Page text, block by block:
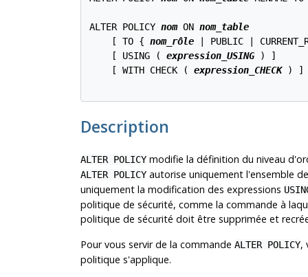
ALTER POLICY nom ON nom_table
    [ TO {
nom_rôle | PUBLIC |
    [ USING (
expression_USING ) ]
    [ WITH CHECK (
expression_CHECK ) ]
Description
ALTER POLICYmodifie la définition du niveau
ALTER POLICYautorise uniquement l'ensemble
uniquement la modification des expressions
politique de sécurité, comme la commande à
politique de sécurité doit être supprimée et
Pour vous servir de la commande ALTER POLICY,
politique s'applique.